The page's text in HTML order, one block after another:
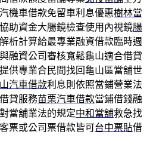
機車借款免留車利息優惠樹林當
助資金大腸鏡檢查使用內視鏡腸
析計算給最專業融資借款臨時週
融資公司審核寬鬆龜山適合借貸
提供專業合民間找回龜山區當舖世
汽車借款利息則依照當鋪營業法
貸服務苗栗汽車借款當鋪借錢融
當舖業法的規定中和當舖救急找
票或公司票借款皆可台中票貼借